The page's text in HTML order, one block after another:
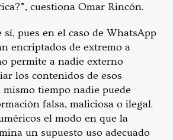
cuestiona Omar Rincón.
pues en el caso de WhatsApp
encriptados de extremo a
permite a nadie externo
los contenidos de esos
mismo tiempo nadie puede
falsa, maliciosa o ilegal.
el modo en que la
un supuesto uso adecuado